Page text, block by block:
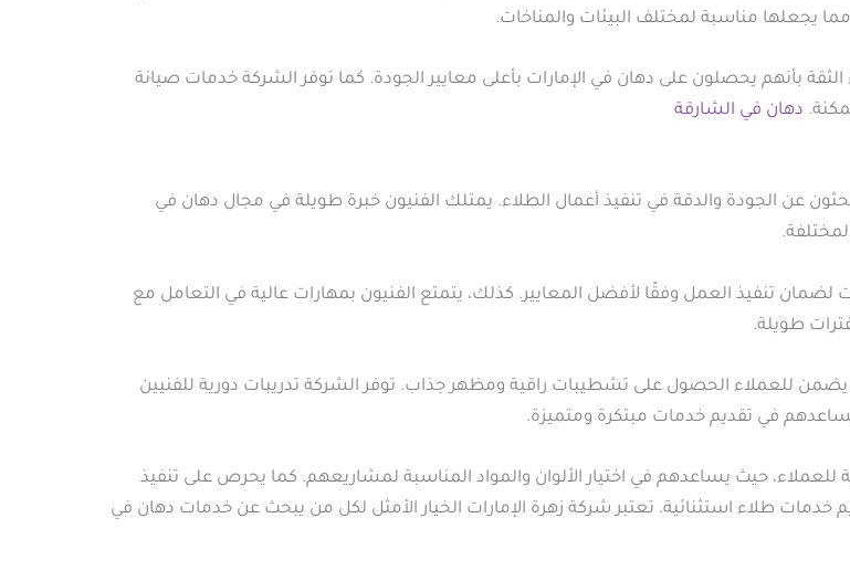
مما يجعلها مناسبة لمختلف البيئات والمناخات.
بأنهم يحصلون على دهان في الإمارات بأعلى معايير الجودة. كما توفر الشركة خدمات صيانة
دهان في الشارقة
عن الجودة والدقة في تنفيذ أعمال الطلاء. يمتلك الفنيون خبرة طويلة في مجال دهان في
تنفيذ العمل وفقًا لأفضل المعايير. كذلك، يتمتع الفنيون بمهارات عالية في التعامل مع
طويلة.
يضمن للعملاء الحصول على تشطيبات راقية ومظهر جذاب. توفر الشركة تدريبات دورية للفنيين
في تقديم خدمات مبتكرة ومتميزة.
للعملاء، حيث يساعدهم في اختيار الألوان والمواد المناسبة لمشاريعهم. كما يحرص على تنفيذ
خدمات طلاء استثنائية. تعتبر شركة زهرة الإمارات الخيار الأمثل لكل من يبحث عن خدمات دهان في